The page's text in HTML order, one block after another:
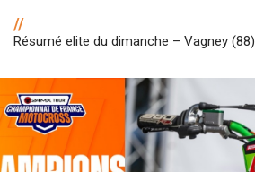
//
Résumé elite du dimanche – Vagney (88)